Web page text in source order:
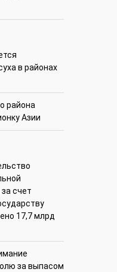
в районах
района
Азии
счет
17,7 млрд
за выпасом